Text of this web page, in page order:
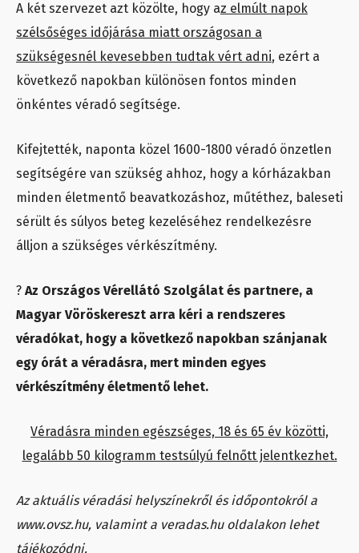
A két szervezet azt közölte, hogy az elmúlt napok
szélsőséges időjárása miatt országosan a
szükségesnél kevesebben tudtak vért adni, ezért a
következő napokban különösen fontos minden
önkéntes véradó segítsége.
Kifejtették, naponta közel 1600-1800 véradó önzetlen
segítségére van szükség ahhoz, hogy a kórházakban
minden életmentő beavatkozáshoz, műtéthez, baleseti
sérült és súlyos beteg kezeléséhez rendelkezésre
álljon a szükséges vérkészítmény.
? Az Országos Vérellátó Szolgálat és partnere, a
Magyar Vöröskereszt arra kéri a rendszeres
véradókat, hogy a következő napokban szánjanak
egy órát a véradásra, mert minden egyes
vérkészítmény életmentő lehet.
Véradásra minden egészséges, 18 és 65 év közötti,
legalább 50 kilogramm testsúlyú felnőtt jelentkezhet.
Az aktuális véradási helyszínekről és időpontokról a
www.ovsz.hu, valamint a veradas.hu oldalakon lehet
tájékozódni.